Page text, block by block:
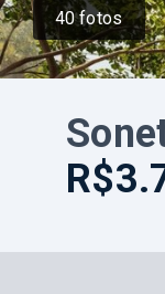
40fotos